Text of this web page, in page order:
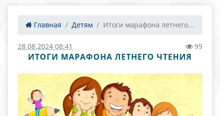
Главная Детям Итоги марафона летнего...
28.08.2024 08:41 99
ИТОГИ МАРАФОНА ЛЕТНЕГО ЧТЕНИЯ